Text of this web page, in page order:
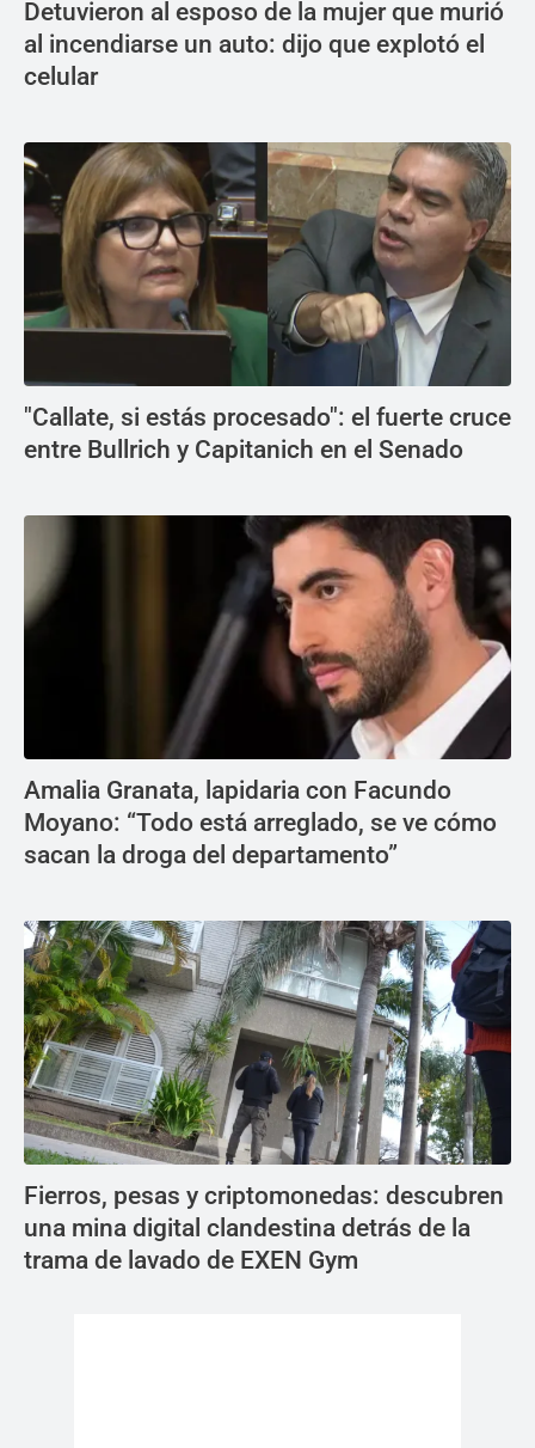
Detuvieron al esposo de la mujer que murió
al incendiarse un auto: dijo que explotó el
celular
"Callate, si estás procesado": el fuerte cruce
entre Bullrich y Capitanich en el Senado
Amalia Granata, lapidaria con Facundo
Moyano: “Todo está arreglado, se ve cómo
sacan la droga del departamento”
Fierros, pesas y criptomonedas: descubren
una mina digital clandestina detrás de la
trama de lavado de EXEN Gym